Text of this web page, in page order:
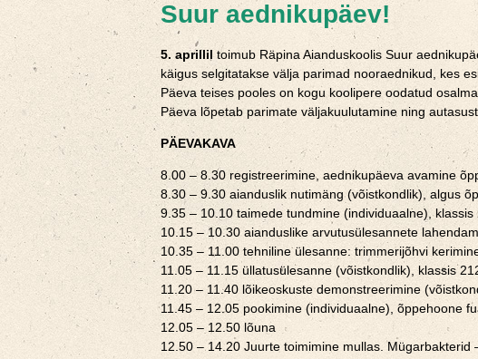
Suur aednikupäev!
5. aprillil toimub Räpina Aianduskoolis Suur
käigus selgitatakse välja parimad nooraednikud, kes
Päeva teises pooles on kogu koolipere oodatud
Päeva lõpetab parimate väljakuulutamine ning
PÄEVAKAVA
8.00 – 8.30 registreerimine, aednikupäeva avamine
8.30 – 9.30 aianduslik nutimäng (võistkondlik), algus
9.35 – 10.10 taimede tundmine (individuaalne), klassis
10.15 – 10.30 aianduslike arvutusülesannete
10.35 – 11.00 tehniline ülesanne: trimmerijõhvi
11.05 – 11.15 üllatusülesanne (võistkondlik), klassis
11.20 – 11.40 lõikeoskuste demonstreerimine
11.45 – 12.05 pookimine (individuaalne), õppehoone
12.05 – 12.50 lõuna
12.50 – 14.20 Juurte toimimine mullas.